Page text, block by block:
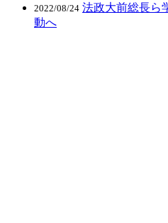
2022/08/24 法政大前総長ら
動へ